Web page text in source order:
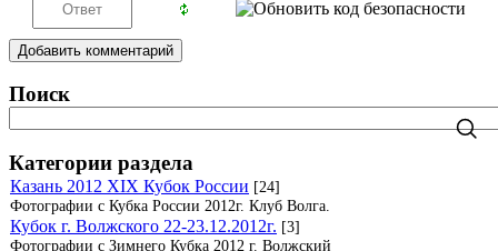
Добавить комментарий
Поиск
Категории раздела
Казань 2012 XIX Кубок России [24]
Фотографии с Кубка России 2012г. Клуб Волга.
Кубок г. Волжского 22-23.12.2012г. [3]
Фотографии с Зимнего Кубка 2012 г. Волжский